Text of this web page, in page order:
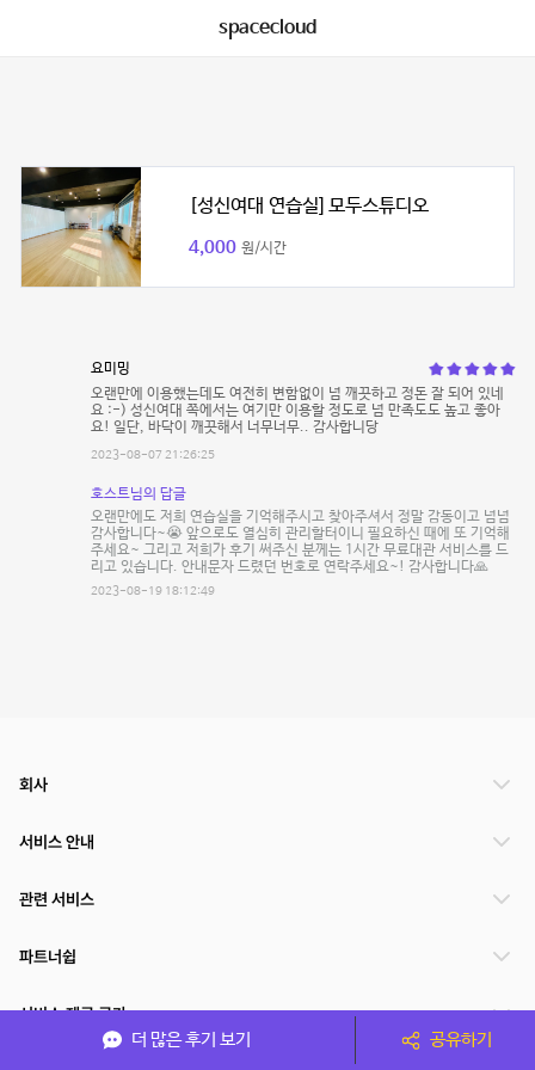
spacecloud
[성신여대 연습실] 모두스튜디오
4,000 원/시간
요미밍
오랜만에 이용했는데도 여전히 변함없이 넘 깨끗하고 정돈 잘 되어 있네
요 :-) 성신여대 쪽에서는 여기만 이용할 정도로 넘 만족도도 높고 좋아
요! 일단, 바닥이 깨끗해서 너무너무.. 감사합니당
2023-08-07 21:26:25
호스트님의 답글
오랜만에도 저희 연습실을 기억해주시고 찾아주셔서 정말 감동이고 넘넘
감사합니다~😭 앞으로도 열심히 관리할터이니 필요하신 때에 또 기억해
주세요~ 그리고 저희가 후기 써주신 분께는 1시간 무료대관 서비스를 드
리고 있습니다. 안내문자 드렸던 번호로 연락주세요~! 감사합니다🙏
2023-08-19 18:12:49
더 많은 후기 보기 공유하기
회사
서비스 안내
관련 서비스
파트너쉽
서비스 제공 국가